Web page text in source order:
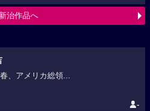
治作品へ
、アメリカ総領...
-